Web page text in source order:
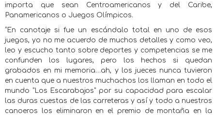
importa que sean Centroamericanos y del Caribe,
Panamericanos o Juegos Olímpicos.
“En canotaje si fue un escándalo total en uno de esos
juegos, yo no me acuerdo de muchos detalles y como veo,
leo y escucho tanto sobre deportes y competencias se me
confunden los lugares, pero los hechos si quedan
grabados en mi memoria…ah, y los jueces nunca tuvieron
en cuenta que a nuestros muchachos los llaman en todo el
mundo “Los Escarabajos” por su capacidad para escalar
las duras cuestas de las carreteras y así y todo a nuestros
canoeros los eliminaron en el premio de montaña en la